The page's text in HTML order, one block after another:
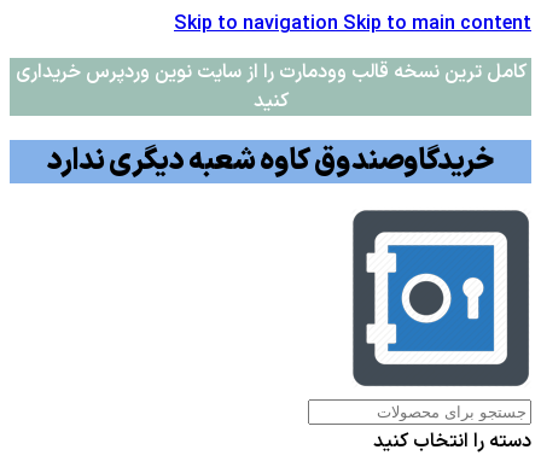
Skip to navigationSkip to main content
کامل ترین نسخه قالب وودمارت را از سایت نوین وردپرس خریداری
کنید
خریدگاوصندوق کاوه شعبه دیگری ندارد
دسته را انتخاب کنید